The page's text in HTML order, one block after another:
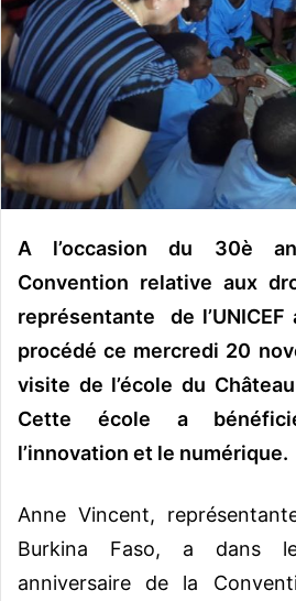
n
c
o
u
r
i
e
A l’occasion du 30è
Convention relative aux
représentante de
procédé ce mercredi 20
visite de l’école du
Cette école a
l’innovation et le numérique.
Anne Vincent,
Burkina Faso, a dans
anniversaire de la